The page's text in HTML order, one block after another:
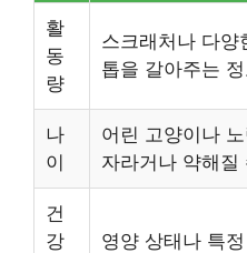
활
동
량
스크래처나 다양
톱을 갈아주는
나
이
어린 고양이나
자라거나 약해
건
강
영양 상태나 특